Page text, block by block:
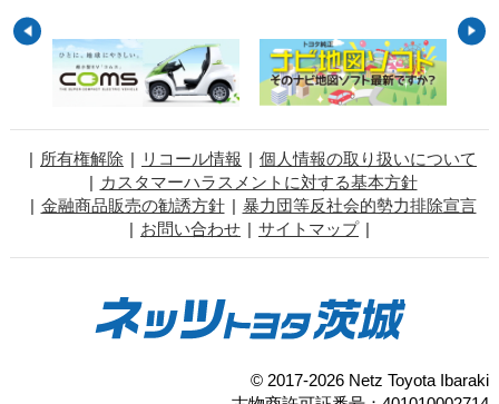
所有権解除 リコール情報
個人情報の取り扱いについて
カスタマーハラスメントに対する基本方針
金融商品販売の勧誘方針
暴力団等反社会的勢力排除宣言
お問い合わせ
サイトマップ
© 2017-2026 Netz Toyota Ibaraki